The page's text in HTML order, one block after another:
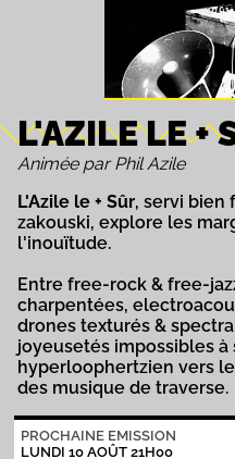
L'AZILE LE +
Animée par Phil Azile
L'Azile le + Sûr, servi bien
zakouski, explore les
l'inouïtude.
Entre free-rock & free-
charpentées,
drones texturés &
joyeusetés impossibles
hyperloophertzien vers
des musique de traverse.
PROCHAINE EMISSION
LUNDI 10 AOÛT 21H00